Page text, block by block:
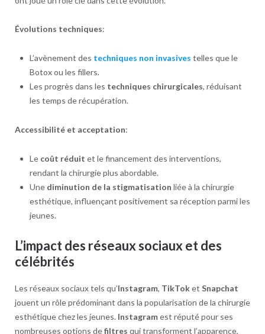
Évolutions techniques:
L’avènement des techniques non invasives telles que le
Botox ou les fillers.
Les progrès dans les techniques chirurgicales, réduisant
les temps de récupération.
Accessibilité et acceptation:
Le coût réduit et le financement des interventions,
rendant la chirurgie plus abordable.
Une diminution de la stigmatisation liée à la chirurgie
esthétique, influençant positivement sa réception parmi les
jeunes.
L’impact des réseaux sociaux et des
célébrités
Les réseaux sociaux tels qu’Instagram, TikToket Snapchat
jouent un rôle prédominant dans la popularisation de la chirurgie
esthétique chez les jeunes. Instagramest réputé pour ses
nombreuses options defiltres qui transforment l’apparence,